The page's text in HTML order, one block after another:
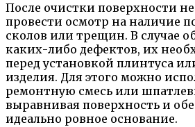
После очистки поверхности
провести осмотр на наличие
сколов или трещин. В случае
каких-либо дефектов, их
перед установкой плинтуса
изделия. Для этого можно
ремонтную смесь или
выравнивая поверхность и
идеально ровное основание.